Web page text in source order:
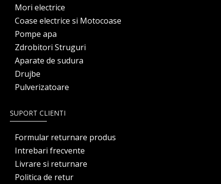
Mori electrice
Coase electrice si Motocoase
Pompe apa
Zdrobitori Struguri
Aparate de sudura
Drujbe
Pulverizatoare
SUPORT CLIENTI
Formular returnare produs
Intrebari frecvente
Livrare si returnare
Politica de retur